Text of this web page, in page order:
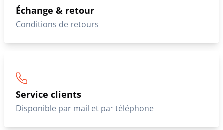
Échange & retour
Conditions de retours
Service clients
Disponible par mail et par téléphone